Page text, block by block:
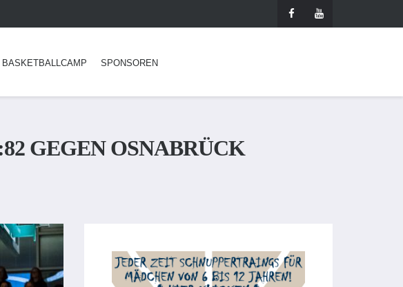
BASKETBALLCAMP SPONSOREN
GEGEN OSNABRÜCK